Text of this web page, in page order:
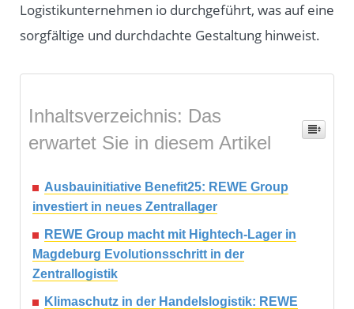
Logistikunternehmen io durchgeführt, was auf eine
sorgfältige und durchdachte Gestaltung hinweist.
Inhaltsverzeichnis: Das
erwartet Sie in diesem Artikel
Ausbauinitiative Benefit25: REWE Group
investiert in neues Zentrallager
REWE Group macht mit Hightech-Lager in
Magdeburg Evolutionsschritt in der
Zentrallogistik
Klimaschutz in der Handelslogistik: REWE